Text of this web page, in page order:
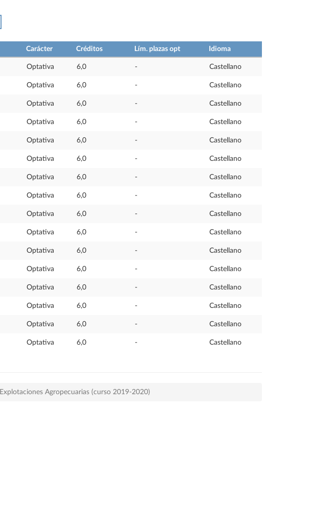
Carácter Créditos Lím. plazas opt Idioma
Optativa 6,0 - Castellano
Optativa 6,0 - Castellano
Optativa 6,0 - Castellano
Optativa 6,0 - Castellano
Optativa 6,0 - Castellano
Optativa 6,0 - Castellano
Optativa 6,0 - Castellano
Optativa 6,0 - Castellano
Optativa 6,0 - Castellano
Optativa 6,0 - Castellano
Optativa 6,0 - Castellano
Optativa 6,0 - Castellano
Optativa 6,0 - Castellano
Optativa 6,0 - Castellano
Optativa 6,0 - Castellano
Optativa 6,0 - Castellano
Explotaciones Agropecuarias (curso 2019-2020)